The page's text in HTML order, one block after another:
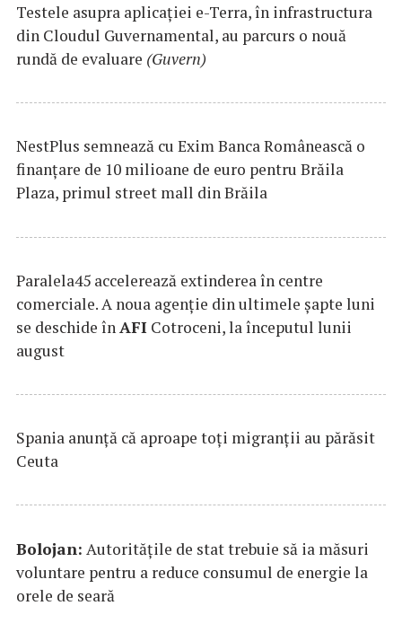
Testele asupra aplicaţiei e-Terra, în infrastructura
din Cloudul Guvernamental, au parcurs o nouă
rundă de evaluare (Guvern)
NestPlus semnează cu Exim Banca Românească o
finanțare de 10 milioane de euro pentru Brăila
Plaza, primul street mall din Brăila
Paralela45 accelerează extinderea în centre
comerciale. A noua agenție din ultimele șapte luni
se deschide înAFI Cotroceni, la începutul lunii
august
Spania anunţă că aproape toţi migranţii au părăsit
Ceuta
Bolojan: Autorităţile de stat trebuie să ia măsuri
voluntare pentru a reduce consumul de energie la
orele de seară